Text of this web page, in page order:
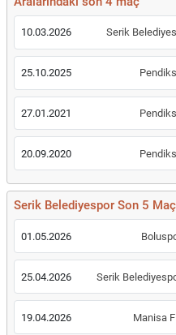
10.03.2026 Serik
25.10.2025
27.01.2021
20.09.2020
Serik Belediyespor Son 5 Maç
01.05.2026
25.04.2026 Serik
19.04.2026 Manisa